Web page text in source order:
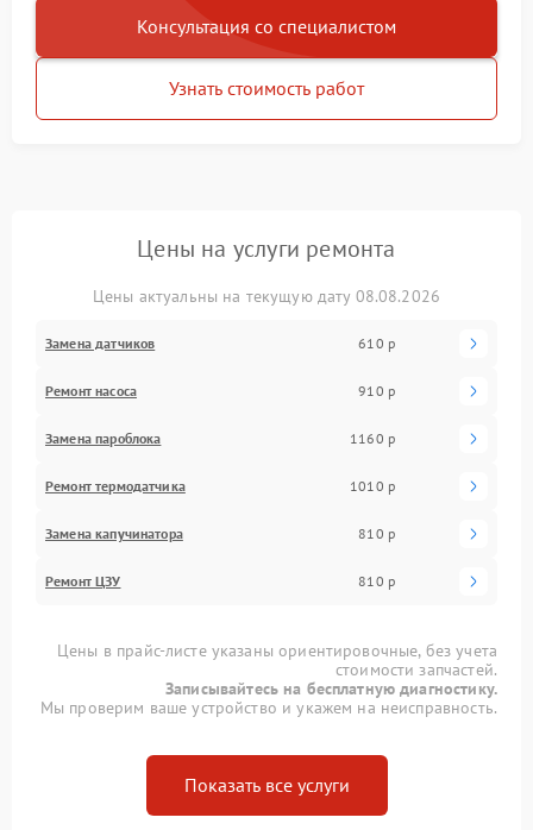
Консультация со специалистом
Узнать стоимость работ
Цены на услуги ремонта
Цены актуальны на текущую дату 08.08.2026
Замена датчиков 610 р
Ремонт насоса 910 р
Замена пароблока 1160 р
Ремонт термодатчика 1010 р
Замена капучинатора 810 р
Ремонт ЦЗУ 810 р
Цены в прайс-листе указаны ориентировочные, без учета
стоимости запчастей.
Записывайтесь на бесплатную диагностику.
Мы проверим ваше устройство и укажем на неисправность.
Показать все услуги